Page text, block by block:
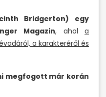
Bridgerton) egy
Magazin, ahol a
a karakteréről és
megfogott már korán